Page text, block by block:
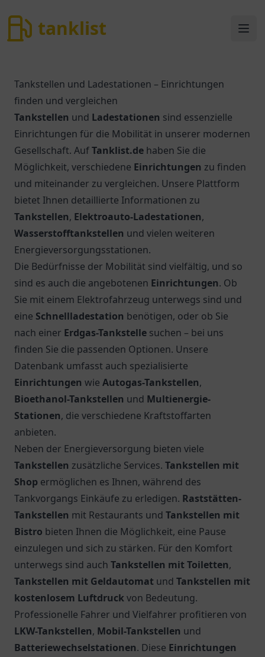
tanklist tanklist
Tankstellen und Ladestationen – Einrichtungen
finden und vergleichen
Tankstellen und Ladestationen sind essenzielle
Einrichtungen für die Mobilität in unserer modernen
Gesellschaft. AufTanklist.de haben Sie die
Möglichkeit, verschiedene Einrichtungen zu finden
und miteinander zu vergleichen. Unsere Plattform
bietet Ihnen detaillierte Informationen zu
Tankstellen, Elektroauto-Ladestationen,
Wasserstofftankstellen und vielen weiteren
Energieversorgungsstationen.
Die Bedürfnisse der Mobilität sind vielfältig, und so
sind es auch die angebotenen Einrichtungen. Ob
Sie mit einem Elektrofahrzeug unterwegs sind und
eine Schnellladestation benötigen, oder ob Sie
nach einer Erdgas-Tankstelle suchen – bei uns
finden Sie die passenden Optionen. Unsere
Datenbank umfasst auch spezialisierte
Einrichtungen wie Autogas-Tankstellen,
Bioethanol-Tankstellen und Multienergie-
Stationen, die verschiedene Kraftstoffarten
anbieten.
Neben der Energieversorgung bieten viele
Tankstellen zusätzliche Services. Tankstellen mit
Shop ermöglichen es Ihnen, während des
Tankvorgangs Einkäufe zu erledigen. Raststätten-
Tankstellen mit Restaurants und Tankstellen mit
Bistro bieten Ihnen die Möglichkeit, eine Pause
einzulegen und sich zu stärken. Für den Komfort
unterwegs sind auch Tankstellen mit Toiletten,
Tankstellen mit Geldautomat und Tankstellen mit
kostenlosem Luftdruckvon Bedeutung.
Professionelle Fahrer und Vielfahrer profitieren von
LKW-Tankstellen, Mobil-Tankstellen und
Batteriewechselstationen. Diese Einrichtungen